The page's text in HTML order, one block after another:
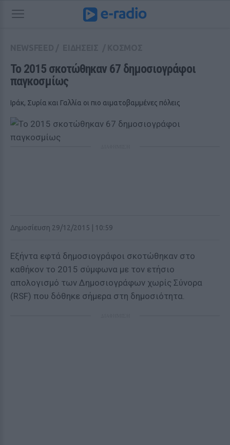
Το 2015 σκοτώθηκαν 67 δημοσιογράφοι
παγκοσμίως
Ιράκ, Συρία και Γαλλία οι πιο αιματοβαμμένες πόλεις
Δημοσίευση 29/12/2015 | 10:59
Εξήντα εφτά δημοσιογράφοι σκοτώθηκαν στο
καθήκον το 2015 σύμφωνα με τον ετήσιο
απολογισμό των Δημοσιογράφων χωρίς Σύνορα
(RSF) που δόθηκε σήμερα στη δημοσιότητα.